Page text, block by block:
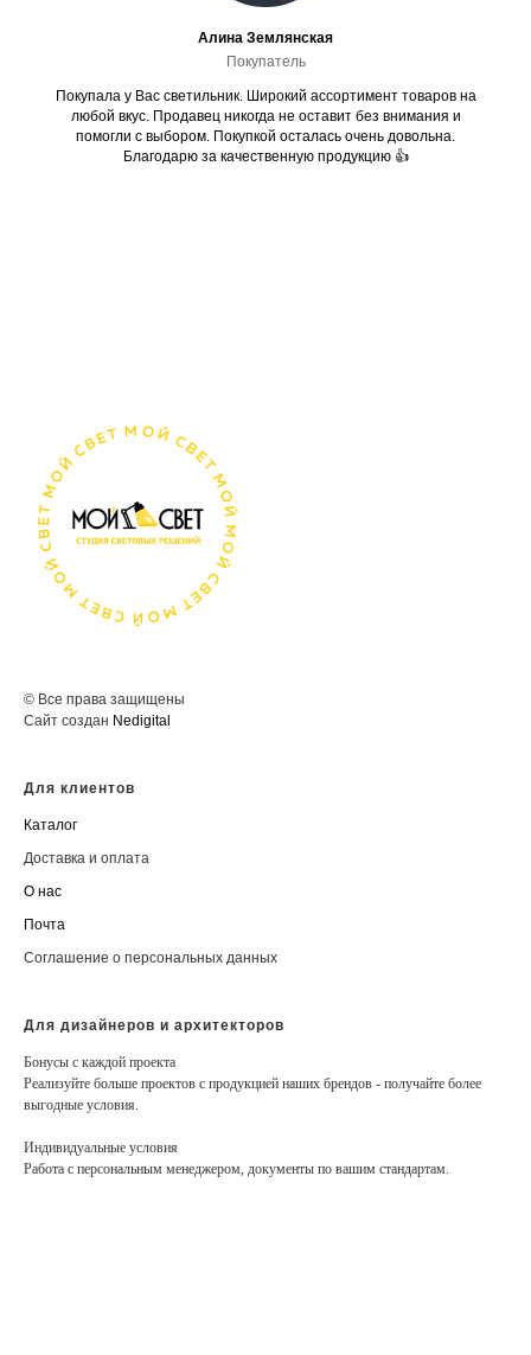
Алина Землянская
Покупатель
Покупала у Вас светильник. Широкий ассортимент товаров на
любой вкус. Продавец никогда не оставит без внимания и
помогли с выбором. Покупкой осталась очень довольна.
Благодарю за качественную продукцию 👍
© Все права защищены
Сайт создан Nedigital
Для клиентов
Каталог
Доставка и оплата
О нас
Почта
Соглашение о персональных данных
Для дизайнеров и архитекторов
Бонусы с каждой проекта
Реализуйте больше проектов с продукцией наших брендов - получайте более
выгодные условия.
Индивидуальные условия
Работа с персональным менеджером, документы по вашим стандартам.